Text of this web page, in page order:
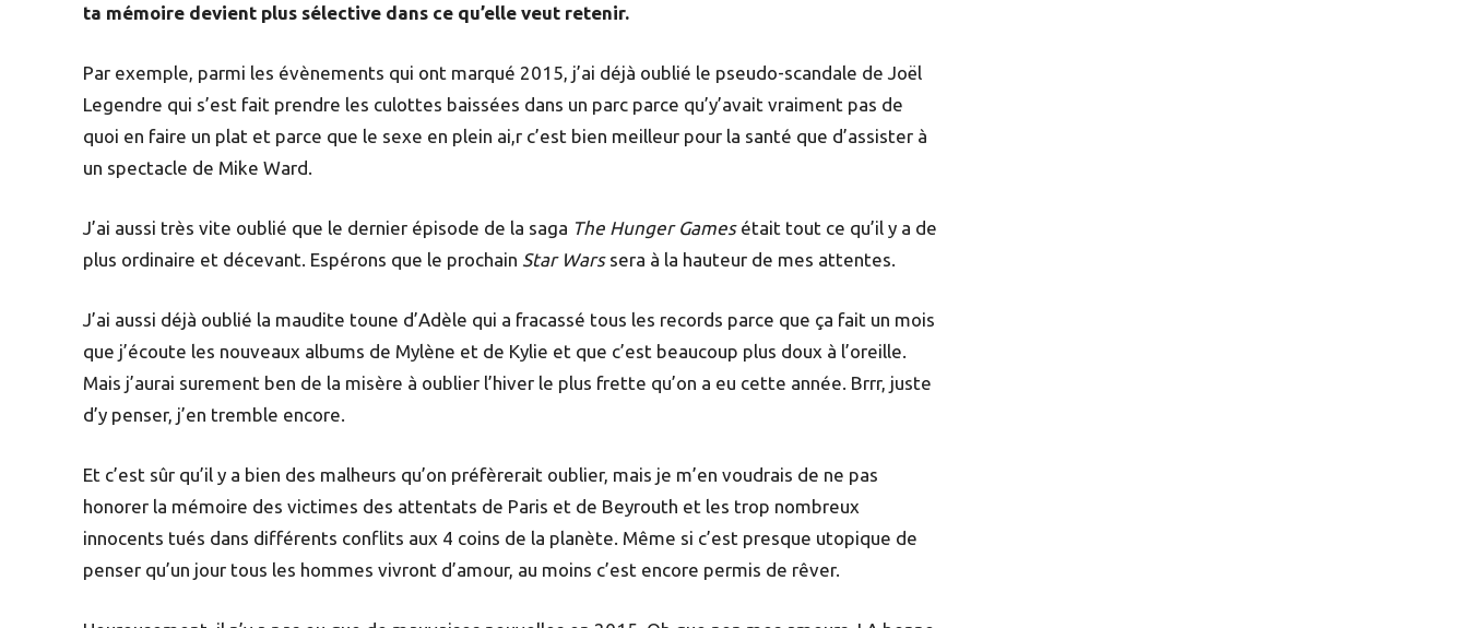
ta mémoire devient plus sélective dans ce qu’elle veut retenir.
Par exemple, parmi les évènements qui ont marqué 2015, j’ai déjà oublié le pseudo-scandale de Joël
Legendre qui s’est fait prendre les culottes baissées dans un parc parce qu’y’avait vraiment pas de
quoi en faire un plat et parce que le sexe en plein ai,r c’est bien meilleur pour la santé que d’assister à
un spectacle de Mike Ward.
J’ai aussi très vite oublié que le dernier épisode de la saga The Hunger Gamesétait tout ce qu’il y a de
plus ordinaire et décevant. Espérons que le prochain Star Warssera à la hauteur de mes attentes.
J’ai aussi déjà oublié la maudite toune d’Adèle qui a fracassé tous les records parce que ça fait un mois
que j’écoute les nouveaux albums de Mylène et de Kylie et que c’est beaucoup plus doux à l’oreille.
Mais j’aurai surement ben de la misère à oublier l’hiver le plus frette qu’on a eu cette année. Brrr, juste
d’y penser, j’en tremble encore.
Et c’est sûr qu’il y a bien des malheurs qu’on préfèrerait oublier, mais je m’en voudrais de ne pas
honorer la mémoire des victimes des attentats de Paris et de Beyrouth et les trop nombreux
innocents tués dans différents conflits aux 4 coins de la planète. Même si c’est presque utopique de
penser qu’un jour tous les hommes vivront d’amour, au moins c’est encore permis de rêver.